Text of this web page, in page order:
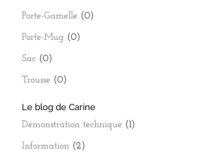
Porte-Gamelle (0)
Porte-Mug (0)
Sac (0)
Trousse (0)
Le blog de Carine
Démonstration technique (1)
Information(2)